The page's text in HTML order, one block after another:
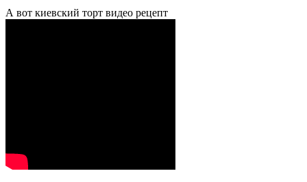
А вот киевский торт видео рецепт